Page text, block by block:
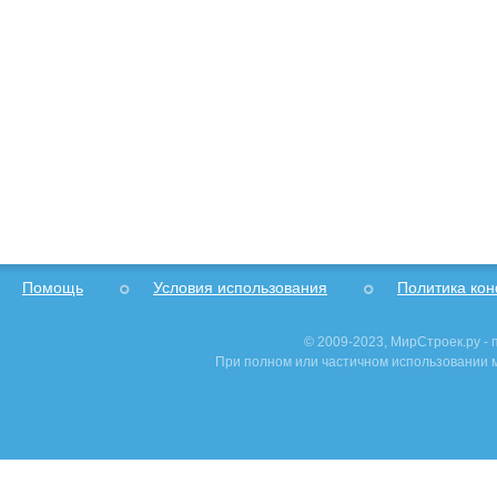
Помощь Условия использования Политика
© 2009-2023, МирСтроек.ру -
При полном или частичном использовании